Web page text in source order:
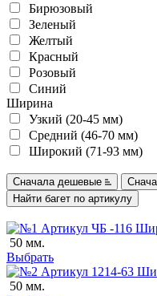
Бирюзовый
Зеленый
Желтый
Красный
Розовый
Синий
Ширина
Узкий (20-45 мм)
Средний (46-70 мм)
Широкий (71-93 мм)
Сначала дешевые
50 мм.
Выбрать
50 мм.